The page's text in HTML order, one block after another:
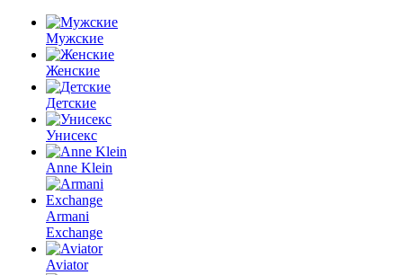
Мужские
Женские
Детские
Унисекс
Anne Klein
Armani
Exchange
Aviator